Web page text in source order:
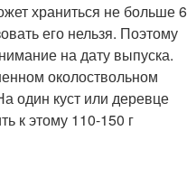
храниться не больше 6
его нельзя. Поэтому
на дату выпуска.
околоствольном
один куст или деревце
к этому 110-150 г